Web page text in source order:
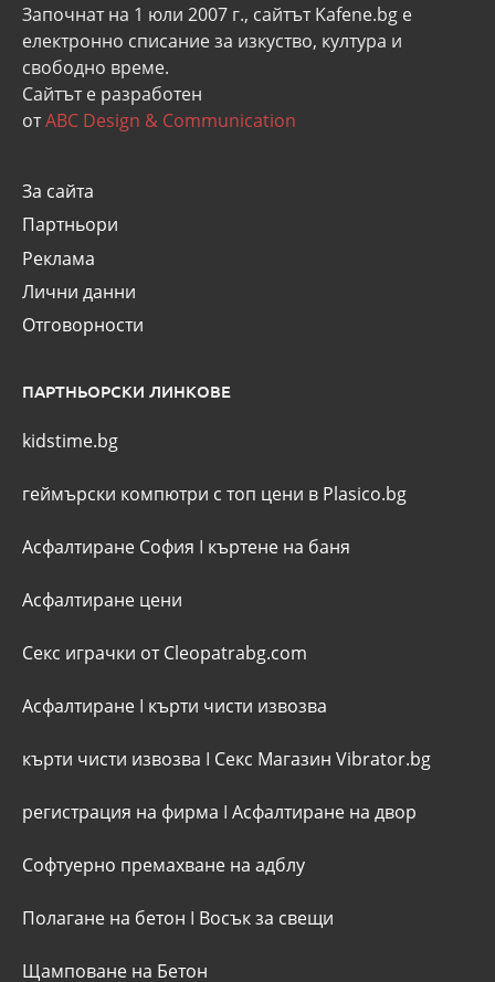
Започнат на 1 юли 2007 г., сайтът Kafene.bg e
eлектронно списание за изкуство, култура и
свободно време.
Сайтът е разработен
отABC Design & Communication
За сайта
Партньори
Реклама
Лични данни
Отговорности
ПАРТНЬОРСКИ ЛИНКОВЕ
kidstime.bg
геймърски компютри с топ цени в Plasico.bg
Асфалтиране София I къртене на баня
Асфалтиране цени
Секс играчки от Cleopatrabg.com
Асфалтиране I кърти чисти извозва
кърти чисти извозва I Секс Магазин Vibrator.bg
регистрация на фирма I Асфалтиране на двор
Софтуерно премахване на адблу
Полагане на бетон I Восък за свещи
Щамповане на Бетон